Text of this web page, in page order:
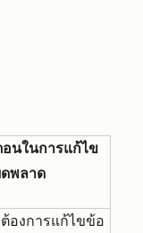
นในการแก้ไข
พลาด
องการแก้ไขข้อ